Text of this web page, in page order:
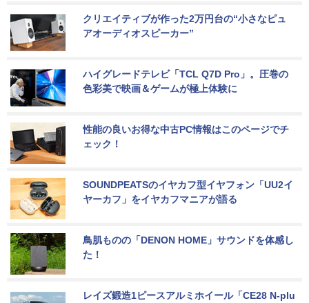
クリエイティブが作った2万円台の“小さなピュ
アオーディオスピーカー”
ハイグレードテレビ「TCL Q7D Pro」。圧巻の
色彩美で映画＆ゲームが極上体験に
性能の良いお得な中古PC情報はこのページでチ
ェック！
SOUNDPEATSのイヤカフ型イヤフォン「UU2イ
ヤーカフ」をイヤカフマニアが語る
鳥肌ものの「DENON HOME」サウンドを体感し
た！
レイズ鍛造1ピースアルミホイール「CE28 N-plu